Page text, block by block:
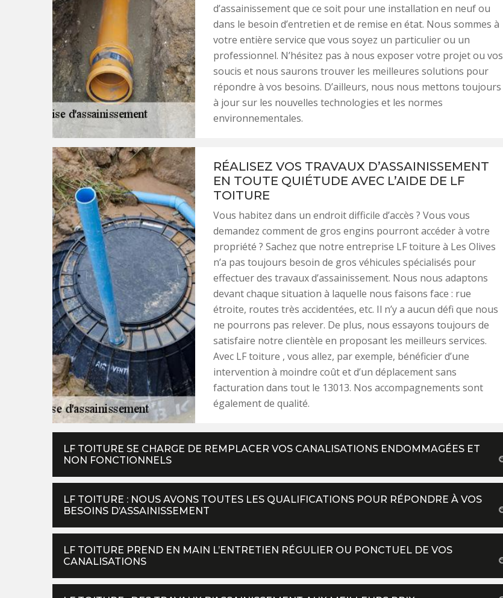
d’assainissement que ce soit pour une installation en neuf ou
dans le besoin d’entretien et de remise en état. Nous sommes à
votre entière service que vous soyez un particulier ou un
professionnel. N’hésitez pas à nous exposer votre projet ou vos
soucis et nous saurons trouver les meilleures solutions pour
répondre à vos besoins. D’ailleurs, nous nous mettons toujours
à jour sur les nouvelles technologies et les normes
environnementales.
RÉALISEZ VOS TRAVAUX D’ASSAINISSEMENT
EN TOUTE QUIÉTUDE AVEC L’AIDE DE LF
TOITURE
Vous habitez dans un endroit difficile d’accès ? Vous vous
demandez comment de gros engins pourront accéder à votre
propriété ? Sachez que notre entreprise LF toiture à Les Olives
n’a pas toujours besoin de gros véhicules spécialisés pour
effectuer des travaux d’assainissement. Nous nous adaptons
devant chaque situation à laquelle nous faisons face : rue
étroite, routes très accidentées, etc. Il n’y a aucun défi que nous
ne pourrons pas relever. De plus, nous essayons toujours de
satisfaire notre clientèle en proposant les meilleurs services.
Avec LF toiture , vous allez, par exemple, bénéficier d’une
intervention à moindre coût et d’un déplacement sans
facturation dans tout le 13013. Nos accompagnements sont
également de qualité.
LF TOITURE SE CHARGE DE REMPLACER VOS CANALISATIONS ENDOMMAGÉES ET
NON FONCTIONNELS
LF TOITURE : NOUS AVONS TOUTES LES QUALIFICATIONS POUR RÉPONDRE À VOS
BESOINS D’ASSAINISSEMENT
LF TOITURE PREND EN MAIN L’ENTRETIEN RÉGULIER OU PONCTUEL DE VOS
CANALISATIONS